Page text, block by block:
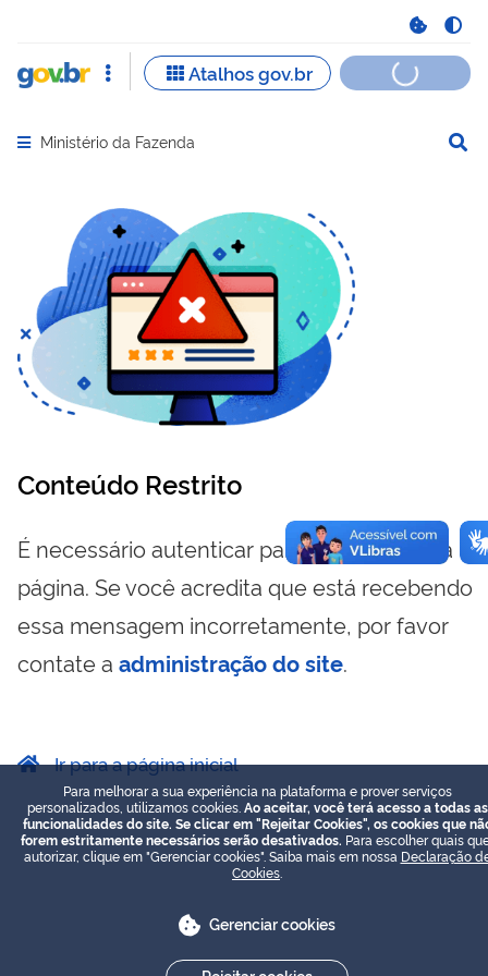
Abrir menu principal de navegação
Ministério da Fazenda
Conteúdo Restrito
É necessário autenticar para visualizar essa
página. Se você acredita que está recebendo
essa mensagem incorretamente, por favor
contate a administração do site.
Ir para a página inicial
Para melhorar a sua experiência na plataforma e prover serviços
personalizados, utilizamos cookies. Ao aceitar, você terá acesso a todas as
funcionalidades do site. Se clicar em "Rejeitar Cookies", os cookies que
forem estritamente necessários serão desativados. Para escolher quais
autorizar, clique em "Gerenciar cookies". Saiba mais em nossa Declaração
Cookies
Gerenciar cookies